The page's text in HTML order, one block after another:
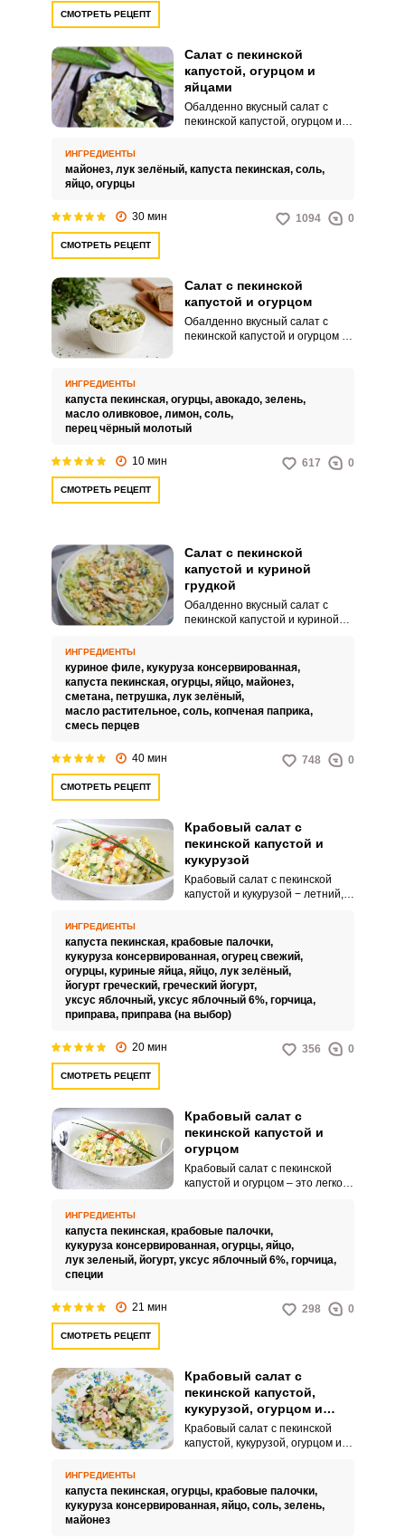
СМОТРЕТЬ РЕЦЕПТ
Салат с пекинской
капустой, огурцом и
яйцами
Обалденно вкусный салат с
пекинской капустой, огурцом и
закуски нейтральный, приятный
ИНГРЕДИЕНТЫ
майонез, лук зелёный, капуста пекинская, соль,
яйцо, огурцы
30 мин 1094 0
СМОТРЕТЬ РЕЦЕПТ
Салат с пекинской
капустой и огурцом
Обалденно вкусный салат с
пекинской капустой и огурцом –
для сбалансированного
перекуса. Хрустящая пекинская
капуста, сочный огурец и
ИНГРЕДИЕНТЫ
капуста пекинская, огурцы, авокадо, зелень,
масло оливковое, лимон, соль,
перец чёрный молотый
10 мин 617 0
СМОТРЕТЬ РЕЦЕПТ
Салат с пекинской
капустой и куриной
грудкой
Обалденно вкусный салат с
пекинской капустой и куриной
удивит вас своим неповторимым
вкусом. Ароматная куриная
грудка, обжаренная до
золотистой корочки, прекрасно
ИНГРЕДИЕНТЫ
куриное филе, кукуруза консервированная,
капуста пекинская, огурцы, яйцо, майонез,
сметана, петрушка, лук зелёный,
масло растительное, соль, копченая паприка,
смесь перцев
40 мин 748 0
СМОТРЕТЬ РЕЦЕПТ
Крабовый салат с
пекинской капустой и
кукурузой
Крабовый салат с пекинской
капустой и кукурузой − летний,
рецепт является вариацией
классического крабового салата
и изюминкой в нём служит
пекинская капуста и греческий
йогурт, который сделает салат
менее калорийным, нежели,
ИНГРЕДИЕНТЫ
капуста пекинская, крабовые палочки,
кукуруза консервированная, огурец свежий,
огурцы, куриные яйца, яйцо, лук зелёный,
йогурт греческий, греческий йогурт,
уксус яблочный, уксус яблочный 6%, горчица,
приправа, приправа (на выбор)
20 мин 356 0
СМОТРЕТЬ РЕЦЕПТ
Крабовый салат с
пекинской капустой и
огурцом
Крабовый салат с пекинской
капустой и огурцом – это легкое
или легкое основное блюдо на
обед или ужин. Этот салат
обладает приятным морским
ИНГРЕДИЕНТЫ
капуста пекинская, крабовые палочки,
кукуруза консервированная, огурцы, яйцо,
лук зеленый, йогурт, уксус яблочный 6%, горчица,
специи
21 мин 298 0
СМОТРЕТЬ РЕЦЕПТ
Крабовый салат с
пекинской капустой,
кукурузой, огурцом и
яйцом
Крабовый салат с пекинской
капустой, кукурузой, огурцом и
кухне, которое сочетает в себе
разнообразные текстуры и
ИНГРЕДИЕНТЫ
капуста пекинская, огурцы, крабовые палочки,
кукуруза консервированная, яйцо, соль, зелень,
майонез